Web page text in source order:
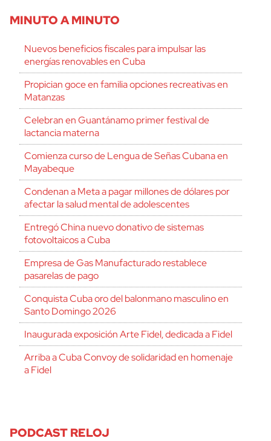
MINUTO A MINUTO
Nuevos beneficios fiscales para impulsar las
energías renovables en Cuba
Propician goce en familia opciones recreativas en
Matanzas
Celebran en Guantánamo primer festival de
lactancia materna
Comienza curso de Lengua de Señas Cubana en
Mayabeque
Condenan a Meta a pagar millones de dólares por
afectar la salud mental de adolescentes
Entregó China nuevo donativo de sistemas
fotovoltaicos a Cuba
Empresa de Gas Manufacturado restablece
pasarelas de pago
Conquista Cuba oro del balonmano masculino en
Santo Domingo 2026
Inaugurada exposición Arte Fidel, dedicada a Fidel
Arriba a Cuba Convoy de solidaridad en homenaje
a Fidel
PODCAST RELOJ